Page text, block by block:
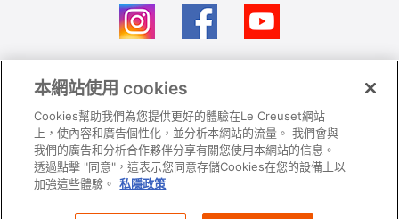
聯絡我們
私隱政策 保養及使用
加入我們 Super MEGA SALE 條款及細則​
本網站使用 cookies
Cookies幫助我們為您提供更好的體驗在Le Creuset網站
上，使內容和廣告個性化，並分析本網站的流量。 我們會與
我們的廣告和分析合作夥伴分享有關您使用本網站的信息。
透過點擊 "同意"，這表示您同意存儲Cookies在您的設備上以
加強這些體驗。 私隱政策